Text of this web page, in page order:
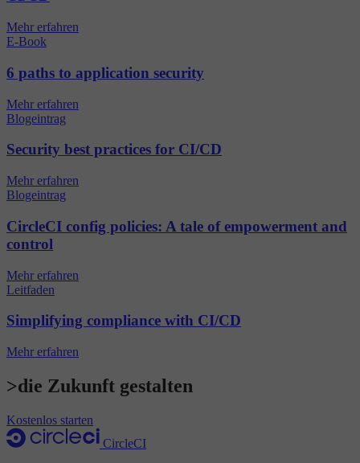
Mehr erfahren
E-Book
6 paths to application security
Mehr erfahren
Blogeintrag
Security best practices for CI/CD
Mehr erfahren
Blogeintrag
CircleCI config policies: A tale of empowerment and
control
Mehr erfahren
Leitfaden
Simplifying compliance with CI/CD
Mehr erfahren
>die Zukunft gestalten
Kostenlos starten
CircleCI